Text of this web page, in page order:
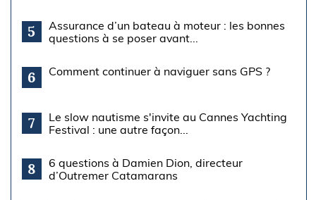
5
Assurance d’un bateau à moteur : les bonnes
questions à se poser avant...
6 Comment continuer à naviguer sans GPS ?
7
Le slow nautisme s'invite au Cannes Yachting
Festival : une autre façon...
8
6 questions à Damien Dion, directeur
d’Outremer Catamarans